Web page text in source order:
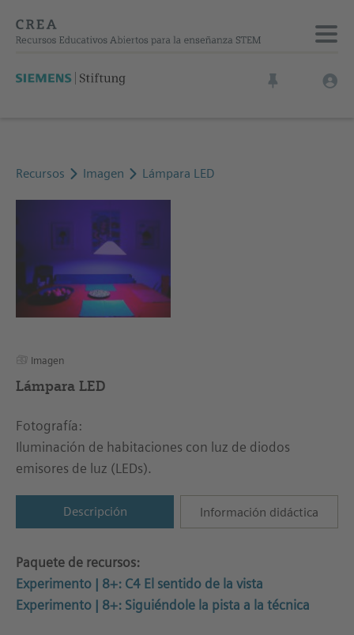
Recursos Imagen Lámpara LED
Imagen
Lámpara LED
Fotografía:
Iluminación de habitaciones con luz de diodos
emisores de luz (LEDs).
Descripción Información didáctica
Paquete de recursos:
Experimento | 8+: C4 El sentido de la vista
Experimento | 8+: Siguiéndole la pista a la técnica